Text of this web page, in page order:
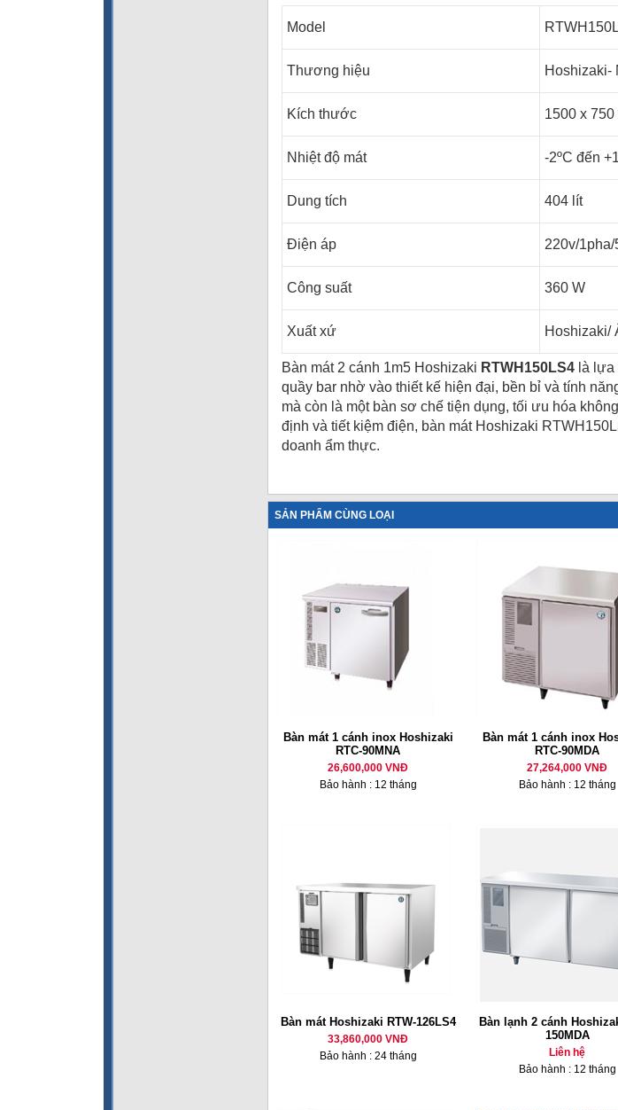
Model
Thương hiệu Hoshizaki-
Kích thước 1500 x
Nhiệt độ mát -2ºC đến
Dung tích 404 lít
Điện áp 220v/1pha/
Công suất 360 W
Xuất xứ Hoshizaki/
Bàn mát 2 cánh 1m5 Hoshizaki RTWH150LS4 là
quầy bar nhờ vào thiết kế hiện đại, bền bỉ và tính
mà còn là một bàn sơ chế tiện dụng, tối ưu hóa
định và tiết kiệm điện, bàn mát Hoshizaki
doanh ẩm thực.
SẢN PHẨM CÙNG LOẠI
Bàn mát 1 cánh inox Hoshizaki
RTC-90MNA
26,600,000 VNĐ
Bảo hành : 12 tháng
Bàn mát 1 cánh inox
RTC-90MDA
27,264,000 VNĐ
Bảo hành : 12 tháng
Bàn mát Hoshizaki RTW-126LS4
33,860,000 VNĐ
Bảo hành : 24 tháng
Bàn lạnh 2 cánh
150MDA
Liên hệ
Bảo hành : 12 tháng